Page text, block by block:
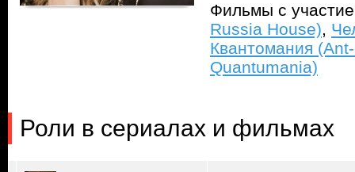
Фильмы с
Russia House),
Квантомания
Quantumania)
Роли в сериалах и фильмах